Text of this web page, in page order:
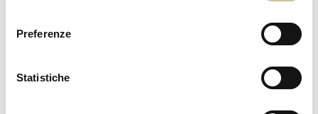
Preferenze
Statistiche